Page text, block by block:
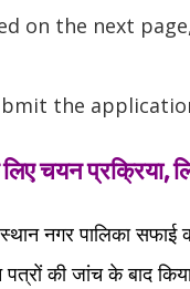
on the next
the
चयन प्रक्रिया,
नगर पालिका सफाई
की जांच के बाद